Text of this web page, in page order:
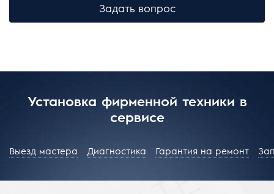
Задать вопрос
Установка фирменной техники в
сервисе
Выезд мастера Диагностика Гарантия на ремонт